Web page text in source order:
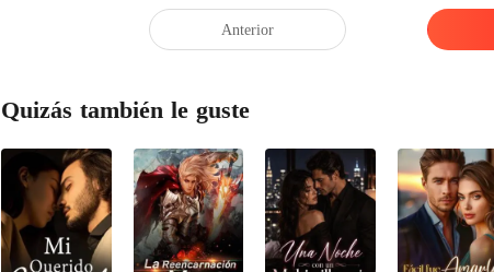
Anterior
Quizás también le guste